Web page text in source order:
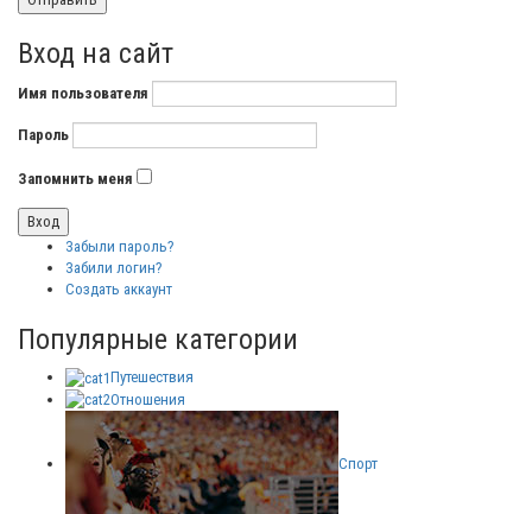
Вход на сайт
Имя пользователя
Пароль
Запомнить меня
Забыли пароль?
Забили логин?
Создать аккаунт
Популярные категории
Путешествия
Отношения
Спорт